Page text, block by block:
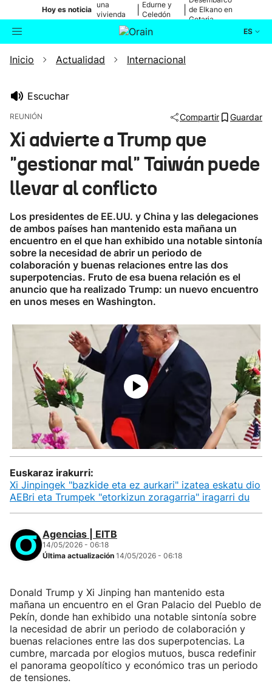
Hoy es noticia
una
vivienda
de Bilbao
Edurne y
Celedón
de Elkano en
Getaria
ES
Buscador Actualidad
Ikusmiran
Eguraldia
Inicio Actualidad Internacional
Escuchar
REUNIÓN Compartir Guardar
Xi advierte a Trump que
"gestionar mal" Taiwán puede
llevar al conflicto
Los presidentes de EE.UU. y China y las delegaciones
de ambos países han mantenido esta mañana un
encuentro en el que han exhibido una notable sintonía
sobre la necesidad de abrir un periodo de
colaboración y buenas relaciones entre las dos
superpotencias. Fruto de esa buena relación es el
anuncio que ha realizado Trump: un nuevo encuentro
en unos meses en Washington.
Euskaraz irakurri:
Xi Jinpingek "bazkide eta ez aurkari" izatea eskatu dio
AEBri eta Trumpek "etorkizun zoragarria" iragarri du
Agencias | EITB
14/05/2026 - 06:18
Última actualización 14/05/2026 - 06:18
Donald Trump y Xi Jinping han mantenido esta
mañana un encuentro en el Gran Palacio del Pueblo de
Pekín, donde han exhibido una notable sintonía sobre
la necesidad de abrir un periodo de colaboración y
buenas relaciones entre las dos superpotencias. La
cumbre, marcada por elogios mutuos, busca redefinir
el panorama geopolítico y económico tras un periodo
de tensiones.